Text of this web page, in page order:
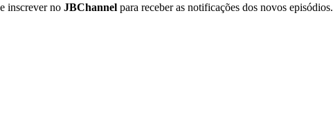
inscrever no JBChannel para receber as notificações dos novos episódios.